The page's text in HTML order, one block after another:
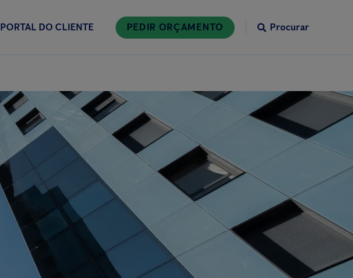
PORTAL DO CLIENTE PEDIR ORÇAMENTO Procurar